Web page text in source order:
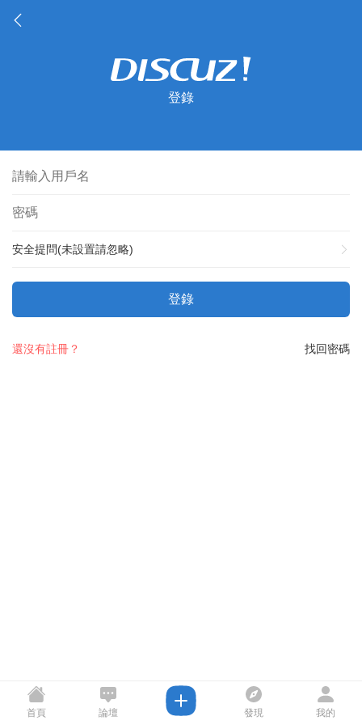
登錄
安全提問(未設置請忽略)
登錄
找回密碼
還沒有註冊？
首頁 論壇 發現 我的